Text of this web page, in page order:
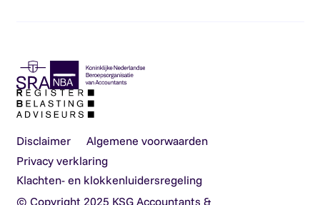
Disclaimer
Algemene voorwaarden
Privacy verklaring
Klachten- en klokkenluidersregeling
© Copyright 2025 KSG Accountants &